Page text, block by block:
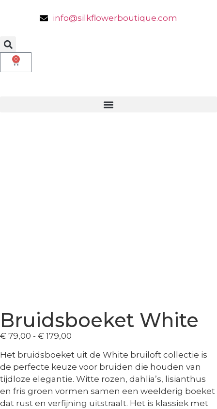
info@silkflowerboutique.com
0
Bruidsboeket White
€ 79,00 - € 179,00
Het bruidsboeket uit de White bruiloft collectie is
de perfecte keuze voor bruiden die houden van
tijdloze elegantie. Witte rozen, dahlia’s, lisianthus
en fris groen vormen samen een weelderig boeket
dat rust en verfijning uitstraalt. Het is klassiek met